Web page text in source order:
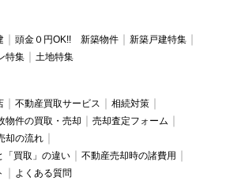
頭金０円OK!! 新築物件
新築戸建特集
特集 土地特集
不動産買取サービス
相続対策
物件の買取・売却
売却査定フォーム
却の流れ
「買取」の違い
不動産売却時の諸費用
よくある質問